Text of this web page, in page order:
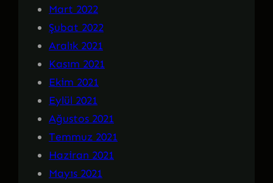
Mart 2022
Şubat 2022
Aralık 2021
Kasım 2021
Ekim 2021
Eylül 2021
Ağustos 2021
Temmuz 2021
Haziran 2021
Mayıs 2021